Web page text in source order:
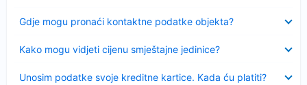
Gdje mogu pronaći kontaktne podatke objekta?
Kako mogu vidjeti cijenu smještajne jedinice?
Unosim podatke svoje kreditne kartice. Kada ću platiti?